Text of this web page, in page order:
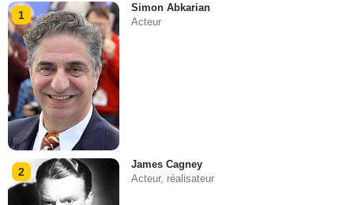
1
Simon Abkarian
Acteur
2
James Cagney
Acteur, réalisateur